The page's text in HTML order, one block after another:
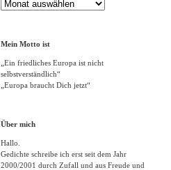
Gedichte
Archiv
Mein Motto ist
„Ein friedliches Europa ist nicht
selbstverständlich“
„Europa braucht Dich jetzt“
Über mich
Hallo.
Gedichte schreibe ich erst seit dem Jahr
2000/2001 durch Zufall und aus Freude und